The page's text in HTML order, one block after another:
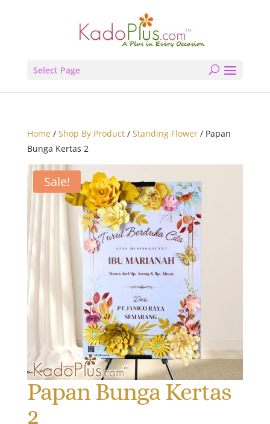
Select Page
Home/ Shop By Product/ Standing Flower/ Papan
Bunga Kertas 2
Sale!
Papan Bunga Kertas
2